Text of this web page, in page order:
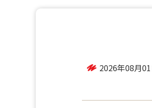
2026年08月